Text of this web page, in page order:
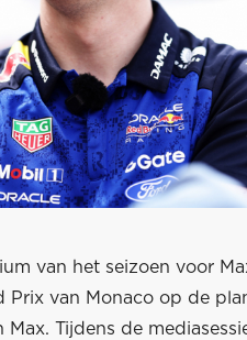
van het seizoen voor
Prix van Monaco op de
Max. Tijdens de